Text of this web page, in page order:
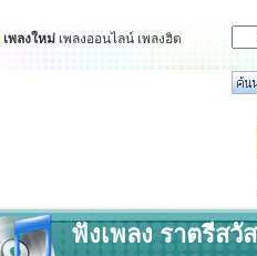
เพลงใหม่ เพลงออนไลน์ เพลงฮิต
ฟังเพลง ราตรีสวั